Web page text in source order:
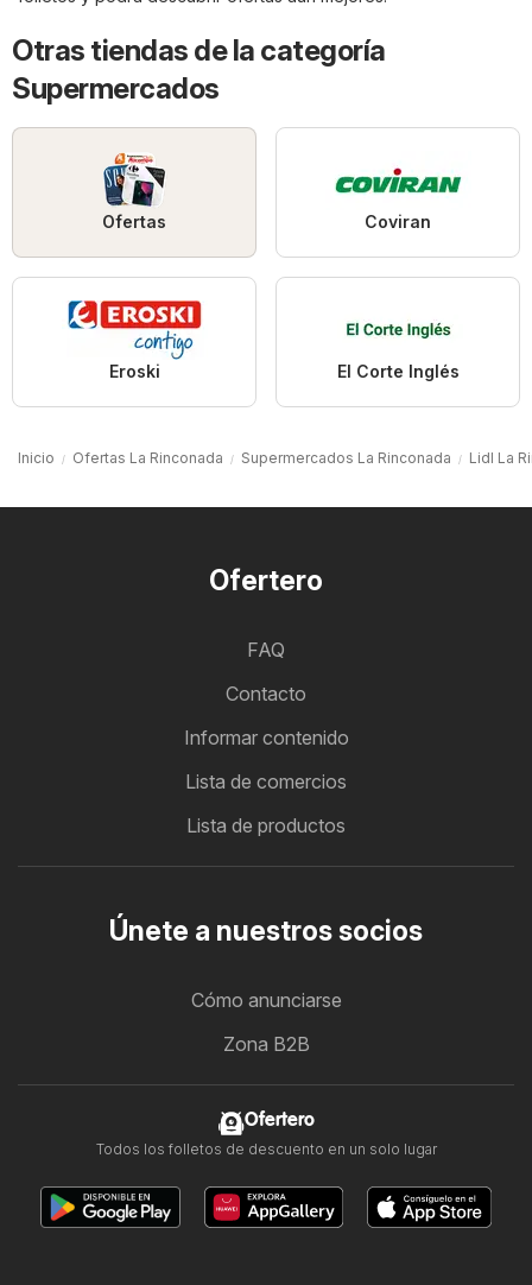
Otras tiendas de la categoría
Supermercados
Ofertas Coviran
Eroski El Corte Inglés
Inicio Ofertas La Rinconada Supermercados La Rinconada Lidl La
Ofertero
FAQ
Contacto
Informar contenido
Lista de comercios
Lista de productos
Únete a nuestros socios
Cómo anunciarse
Zona B2B
Ofertero
Todos los folletos de descuento en un solo lugar